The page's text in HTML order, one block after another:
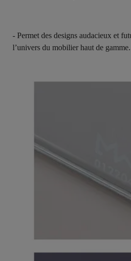
- Permet des designs audacieux et
l’univers du mobilier haut de gamme.